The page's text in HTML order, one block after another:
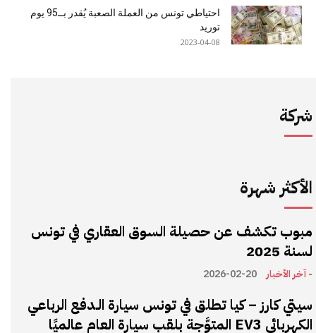
احتياطي تونس من العملة الصعبة يُقدر بــ95 يوم
توريد
2023-04-08
شركة
الأكثر شهرة
مبوب تكشف عن حصيلة السوق العقاري في تونس
لسنة 2025
- آخر الأخبار 2026-02-20
سيتي كارز – كيا تطلق في تونس سيارة الـدفع الرباعي
الكهربائي EV3 المتوَّجة بلقب سيارة العام عالميًا